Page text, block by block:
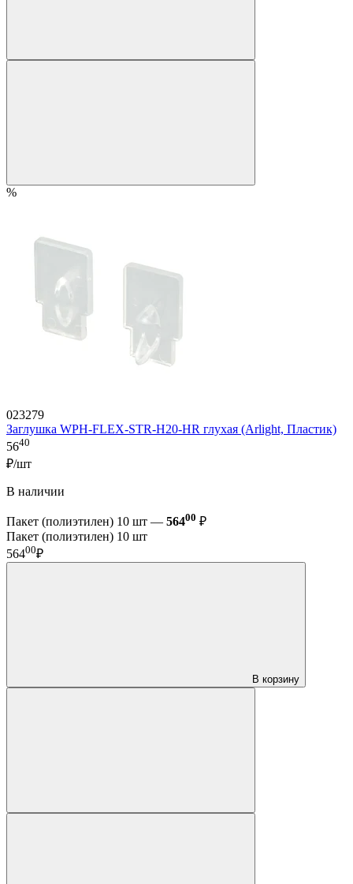
%
023279
Заглушка WPH-FLEX-STR-H20-HR глухая (Arlight, Пластик)
5640
₽/шт
В наличии
Пакет (полиэтилен) 10 шт — 56400 ₽
Пакет (полиэтилен) 10 шт
56400₽
В корзину